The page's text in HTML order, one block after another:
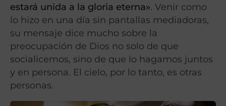
estará unida a la gloria eterna». Venir como
lo hizo en una día sin pantallas mediadoras,
su mensaje dice mucho sobre la
preocupación de Dios no solo de que
socialicemos, sino de que lo hagamos juntos
y en persona. El cielo, por lo tanto, es otras
personas.